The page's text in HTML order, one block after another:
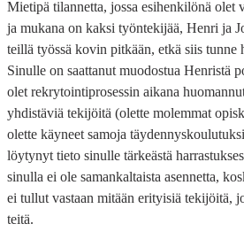
Mietipä tilannetta, jossa esihenkilönä olet
ja mukana on kaksi työntekijää, Henri ja
teillä työssä kovin pitkään, etkä siis
Sinulle on saattanut muodostua Henristä
olet rekrytointiprosessin aikana
yhdistäviä tekijöitä (olette molemmat
olette käyneet samoja
löytynyt tieto sinulle tärkeästä
sinulla ei ole samankaltaista asennetta,
ei tullut vastaan mitään erityisiä tekijöitä,
teitä.